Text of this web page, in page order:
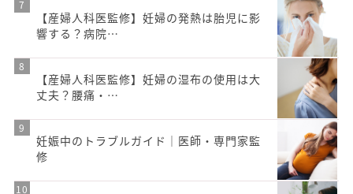
【産婦人科医監修】妊婦の発熱は胎児に影
響する？病院…
【産婦人科医監修】妊婦の湿布の使用は大
丈夫？腰痛・…
妊娠中のトラブルガイド｜医師・専門家監
修